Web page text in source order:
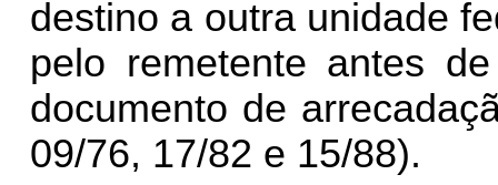
destino a outra unidade
pelo remetente antes
documento de
09/76, 17/82 e 15/88).